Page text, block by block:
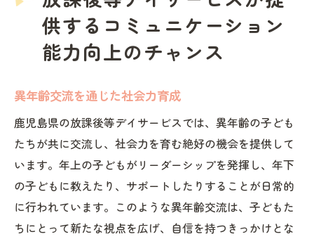
供するコミュニケーション
能力向上のチャンス
異年齢交流を通じた社会力育成
鹿児島県の放課後等デイサービスでは、異年齢の子ども
たちが共に交流し、社会力を育む絶好の機会を提供して
います。年上の子どもがリーダーシップを発揮し、年下
の子どもに教えたり、サポートしたりすることが日常的
に行われています。このような異年齢交流は、子どもた
ちにとって新たな視点を広げ、自信を持つきっかけとな